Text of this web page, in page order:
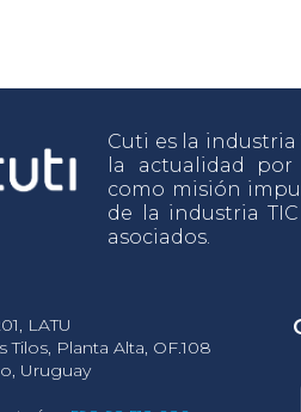
Cuti es la industria
la actualidad
como misión
de la industria
asociados.
LATU
Tilos, Planta Alta, OF.108
Uruguay